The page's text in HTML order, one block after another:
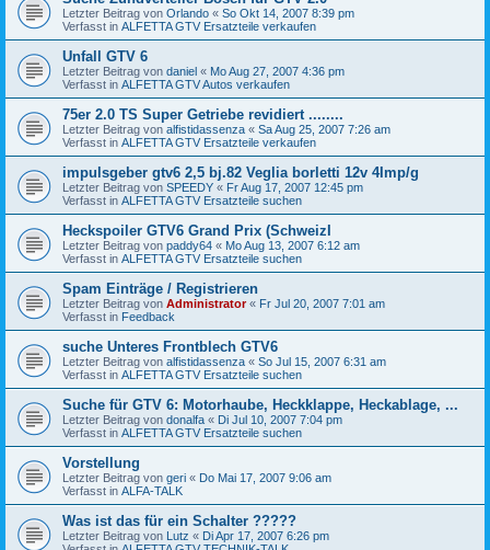
Letzter Beitrag von Orlando « So Okt 14, 2007 8:39 pm
Verfasst in ALFETTA GTV Ersatzteile verkaufen
Unfall GTV 6
Letzter Beitrag von daniel « Mo Aug 27, 2007 4:36 pm
Verfasst in ALFETTA GTV Autos verkaufen
75er 2.0 TS Super Getriebe revidiert ........
Letzter Beitrag von alfistidassenza « Sa Aug 25, 2007 7:26 am
Verfasst in ALFETTA GTV Ersatzteile verkaufen
impulsgeber gtv6 2,5 bj.82 Veglia borletti 12v 4Imp/g
Letzter Beitrag von SPEEDY « Fr Aug 17, 2007 12:45 pm
Verfasst in ALFETTA GTV Ersatzteile suchen
Heckspoiler GTV6 Grand Prix (SchweizI
Letzter Beitrag von paddy64 « Mo Aug 13, 2007 6:12 am
Verfasst in ALFETTA GTV Ersatzteile suchen
Spam Einträge / Registrieren
Letzter Beitrag von Administrator« Fr Jul 20, 2007 7:01 am
Verfasst in Feedback
suche Unteres Frontblech GTV6
Letzter Beitrag von alfistidassenza « So Jul 15, 2007 6:31 am
Verfasst in ALFETTA GTV Ersatzteile suchen
Suche für GTV 6: Motorhaube, Heckklappe, Heckablage, ...
Letzter Beitrag von donalfa « Di Jul 10, 2007 7:04 pm
Verfasst in ALFETTA GTV Ersatzteile suchen
Vorstellung
Letzter Beitrag von geri « Do Mai 17, 2007 9:06 am
Verfasst in ALFA-TALK
Was ist das für ein Schalter ?????
Letzter Beitrag von Lutz « Di Apr 17, 2007 6:26 pm